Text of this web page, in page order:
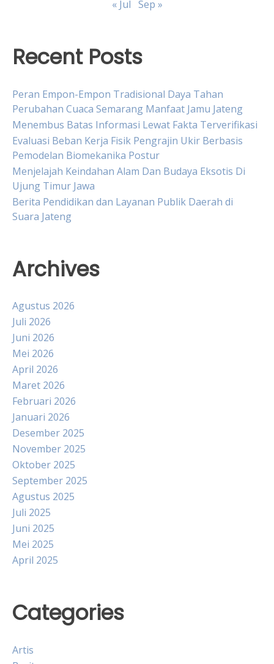
« Jul Sep »
Recent Posts
Peran Empon-Empon Tradisional Daya Tahan
Perubahan Cuaca Semarang Manfaat Jamu Jateng
Menembus Batas Informasi Lewat Fakta Terverifikasi
Evaluasi Beban Kerja Fisik Pengrajin Ukir Berbasis
Pemodelan Biomekanika Postur
Menjelajah Keindahan Alam Dan Budaya Eksotis Di
Ujung Timur Jawa
Berita Pendidikan dan Layanan Publik Daerah di
Suara Jateng
Archives
Agustus 2026
Juli 2026
Juni 2026
Mei 2026
April 2026
Maret 2026
Februari 2026
Januari 2026
Desember 2025
November 2025
Oktober 2025
September 2025
Agustus 2025
Juli 2025
Juni 2025
Mei 2025
April 2025
Categories
Artis